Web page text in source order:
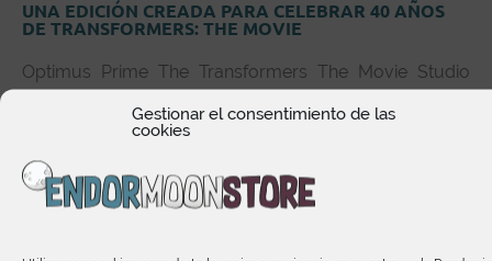
Gestionar el consentimiento de las
cookies
UNA EDICIÓN CREADA PARA CELEBRAR 40 AÑOS
DE TRANSFORMERS: THE MOVIE
Optimus Prime The Transformers The Movie Studio
una colección especial diseñada para conmemorar el
generaciones enteras de aficionados.